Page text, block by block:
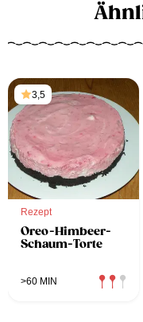
3,5
Rezept
Oreo-Himbeer-
Schaum-Torte
>60 MIN